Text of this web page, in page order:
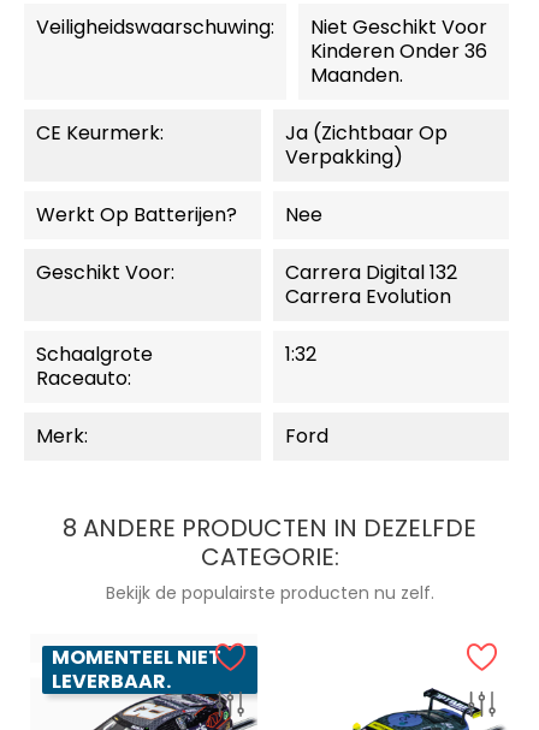
Veiligheidswaarschuwing:
Niet Geschikt Voor
Kinderen Onder 36
Maanden.
CE Keurmerk:
Ja (zichtbaar Op
Verpakking)
Werkt Op Batterijen? Nee
Geschikt Voor:
Carrera Digital 132
Carrera Evolution
Schaalgrote
Raceauto:
1:32
Merk: Ford
8 ANDERE PRODUCTEN IN DEZELFDE
CATEGORIE:
Bekijk de populairste producten nu zelf.
MOMENTEEL NIET
LEVERBAAR.